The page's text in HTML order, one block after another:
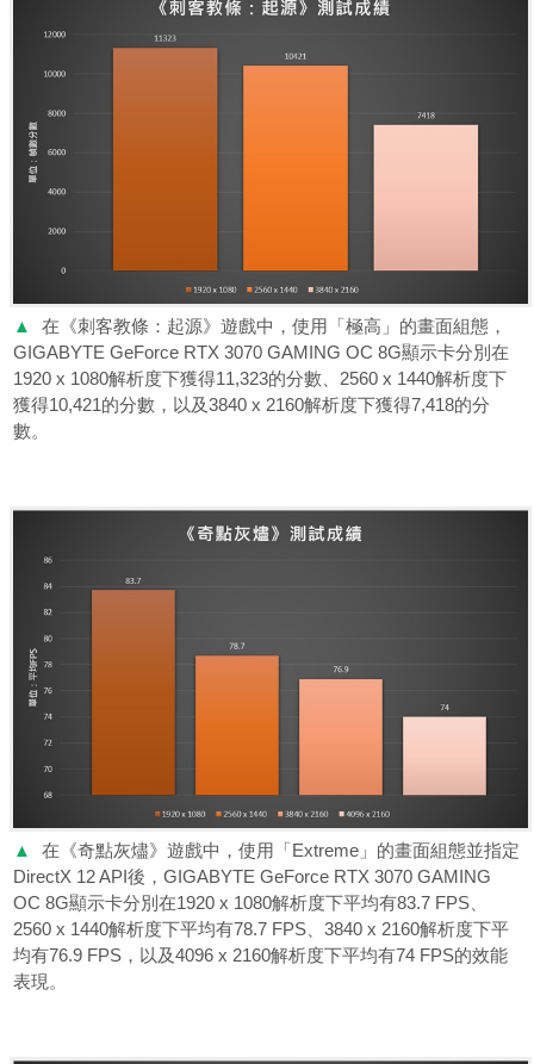
▲
在《刺客教條：起源》遊戲中，使用「極高」的畫面組態，
GIGABYTE GeForce RTX 3070 GAMING OC 8G顯示卡分別在
1920 x 1080解析度下獲得11,323的分數、2560 x 1440解析度下
獲得10,421的分數，以及3840 x 2160解析度下獲得7,418的分
數。
▲
在《奇點灰燼》遊戲中，使用「Extreme」的畫面組態並指定
DirectX 12 API後，GIGABYTE GeForce RTX 3070 GAMING
OC 8G顯示卡分別在1920 x 1080解析度下平均有83.7 FPS、
2560 x 1440解析度下平均有78.7 FPS、3840 x 2160解析度下平
均有76.9 FPS，以及4096 x 2160解析度下平均有74 FPS的效能
表現。